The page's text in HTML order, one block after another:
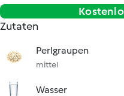
Zutaten
Perlgraupen
mittel
Wasser